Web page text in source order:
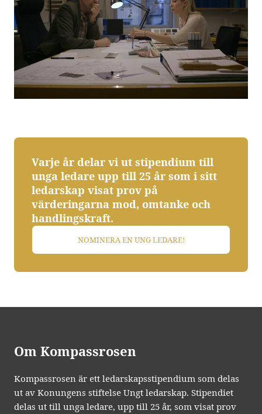
Varje år delar vi ut stipendium till
unga ledare upp till 25 år som i sitt
ledarskap visat prov på
värderingarna mod, omtanke och
handlingskraft.
NOMINERA EN UNG LEDARE!
Om Kompassrosen
Kompassrosen är ett ledarskapsstipendium som delas
ut av Konungens stiftelse Ungt ledarskap. Stipendiet
delas ut till unga ledare, upp till 25 år, som visat prov